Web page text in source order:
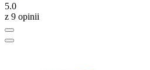
5.0
z 9 opinii